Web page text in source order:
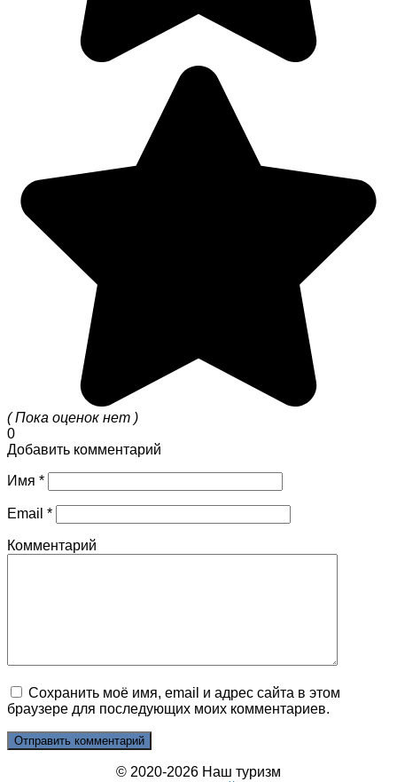
( Пока оценок нет )
0
Добавить комментарий
Имя *
Email *
Комментарий
Сохранить моё имя, email и адрес сайта в этом
браузере для последующих моих комментариев.
© 2020-2026 Наш туризм